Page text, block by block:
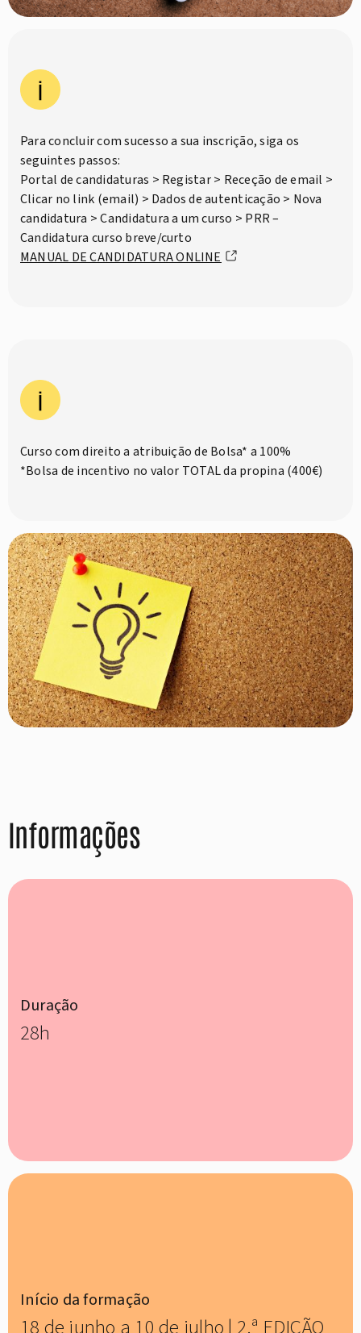
Para concluir com sucesso a sua inscrição, siga os
seguintes passos:
Portal de candidaturas > Registar > Receção de email >
Clicar no link (email) > Dados de autenticação > Nova
candidatura > Candidatura a um curso > PRR –
Candidatura curso breve/curto
MANUAL DE CANDIDATURA ONLINE
Curso com direito a atribuição de Bolsa* a 100%
*Bolsa de incentivo no valor TOTAL da propina (400€)
Informações
Duração
28h
Início da formação